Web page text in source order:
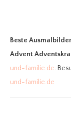
Beste
Advent
und-familie.de.
und-familie.de